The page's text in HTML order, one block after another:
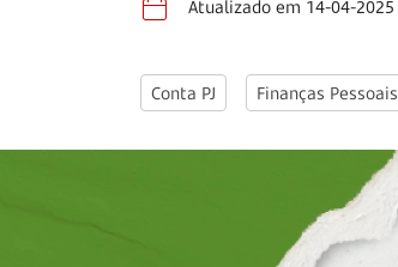
Atualizado em 14-04-2025
Conta PJ Finanças Pessoais